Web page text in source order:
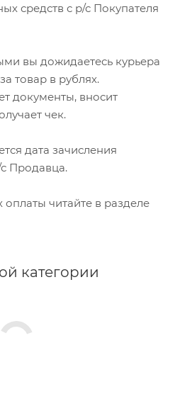
средств с р/с Покупателя
вы дожидаетесь курьера
товар в рублях.
документы, вносит
чек.
дата зачисления
Продавца.
читайте в разделе
категории